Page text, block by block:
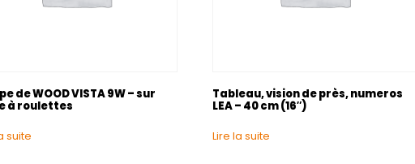
de WOOD VISTA 9W – sur
à roulettes
suite
Tableau, vision de près, numeros
LEA – 40 cm (16″)
Lire la suite